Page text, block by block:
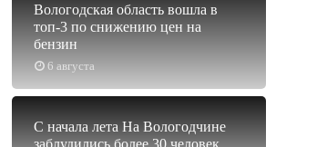
6 августа
Вологодская область вошла в
топ-3 по снижению цен на
бензин
С начала лета На Вологодчине
заблудились более 30 человек